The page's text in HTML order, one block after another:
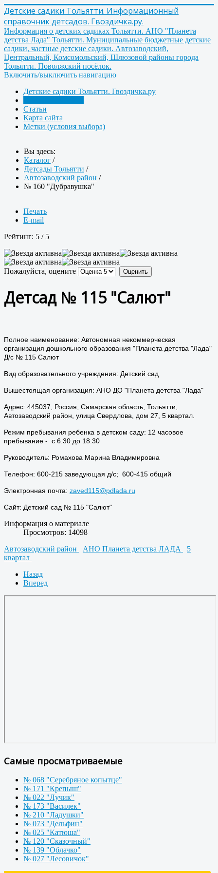
Детские садики Тольятти. Информационный
справочник детсадов. Гвоздичка.ру.
Информация о детских садиках Тольятти. АНО "Планета
детства Лада" Тольятти. Муниципальные бюджетные детские
садики, частные детские садики. Автозаводский,
Центральный, Комсомольский, Шлюзовой районы города
Тольятти. Поволжский посёлок.
Включить/выключить навигацию
Детские садики Тольятти. Гвоздичка.ру
Статьи
Карта сайта
Метки (условия выбора)
Вы здесь:
Каталог /
Детсады Тольятти /
Автозаводский район /
№ 160 "Дубравушка"
Печать
E-mail
Рейтинг: 5 / 5
Пожалуйста, оцените
Детсад № 115 "Салют"
Полное наименование: Автономная некоммерческая
организация дошкольного образования "Планета детства "Лада"
Д/с № 115 Салют
Вид образовательного учреждения: Детский сад
Вышестоящая организация: АНО ДО "Планета детства "Лада"
Адрес: 445037, Россия, Самарская область, Тольятти,
Автозаводский район, улица Свердлова, дом 27, 5 квартал.
Режим пребывания ребенка в детском саду: 12 часовое
пребывание - с 6.30 до 18.30
Руководитель: Ромахова Марина Владимировна
Телефон: 600-215 заведующая д/с; 600-415 общий
Электронная почта: zaved115@pdlada.ru
Сайт: Детский сад № 115 "Салют"
Информация о материале
Просмотров: 14098
Автозаводский район
АНО Планета детства ЛАДА
5
квартал
Назад
Вперед
Самые просматриваемые
№ 068 "Серебряное копытце"
№ 171 "Крепыш"
№ 022 "Лучик"
№ 173 "Василек"
№ 210 "Ладушки"
№ 073 "Дельфин"
№ 025 "Катюша"
№ 120 "Сказочный"
№ 139 "Облачко"
№ 027 "Лесовичок"